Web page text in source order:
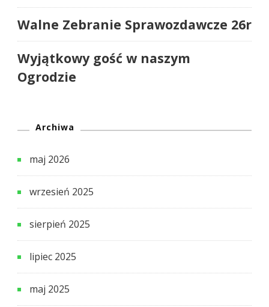
Walne Zebranie Sprawozdawcze 26r
Wyjątkowy gość w naszym
Ogrodzie
Archiwa
maj 2026
wrzesień 2025
sierpień 2025
lipiec 2025
maj 2025